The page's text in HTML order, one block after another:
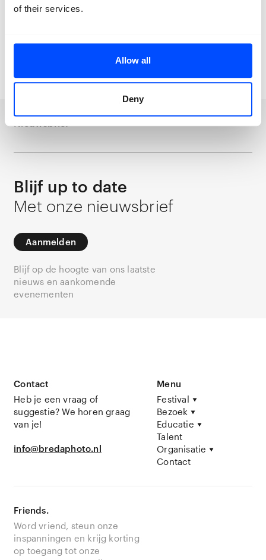
of their services.
Allow all
Deny
vrouwengevangenis)
Blijf up to date
Met onze nieuwsbrief
Aanmelden
Blijf op de hoogte van ons laatste
nieuws en aankomende
evenementen
Contact
Heb je een vraag of
suggestie? We horen graag
van je!
info@bredaphoto.nl
Menu
Festival
Bezoek
Educatie
Talent
Organisatie
Contact
Friends.
Word vriend, steun onze
inspanningen en krijg korting
op toegang tot onze